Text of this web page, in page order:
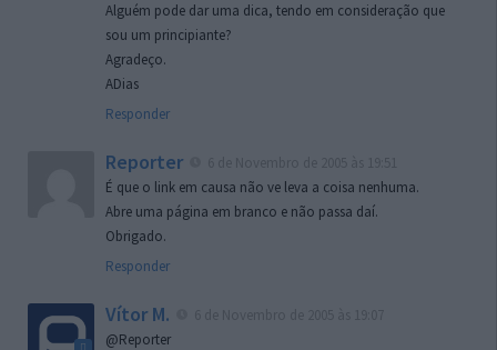
Alguém pode dar uma dica, tendo em consideração que
sou um principiante?
Agradeço.
ADias
Responder
Reporter
É que o link em causa não ve leva a coisa nenhuma.
Abre uma página em branco e não passa daí.
Obrigado.
Responder
Vítor M.
@Reporter